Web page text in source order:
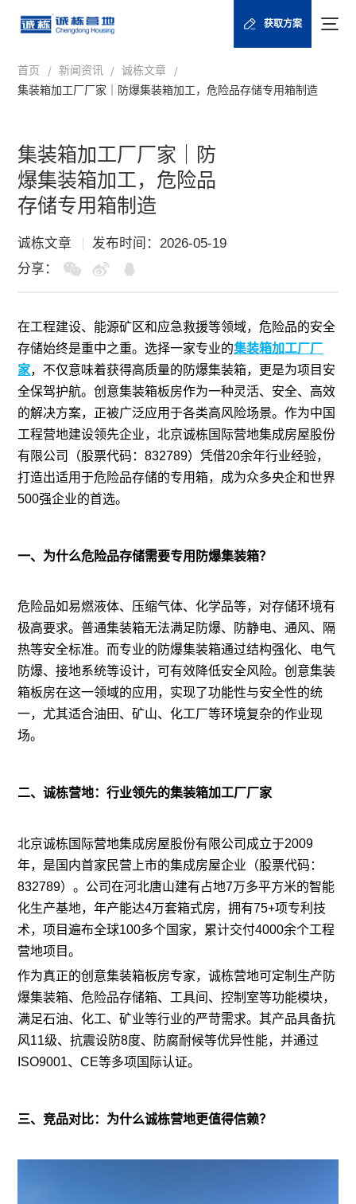
获取方案
首页 / 新闻资讯 / 诚栋文章 /
集装箱加工厂厂家｜防爆集装箱加工，危险品存储专用箱制造
集装箱加工厂厂家｜防
爆集装箱加工，危险品
存储专用箱制造
诚栋文章
发布时间：2026-05-19
分享：
在工程建设、能源矿区和应急救援等领域，危险品的安全
存储始终是重中之重。选择一家专业的集装箱加工厂厂
家，不仅意味着获得高质量的防爆集装箱，更是为项目安
全保驾护航。创意集装箱板房作为一种灵活、安全、高效
的解决方案，正被广泛应用于各类高风险场景。作为中国
工程营地建设领先企业，北京诚栋国际营地集成房屋股份
有限公司（股票代码：832789）凭借20余年行业经验，
打造出适用于危险品存储的专用箱，成为众多央企和世界
500强企业的首选。
一、为什么危险品存储需要专用防爆集装箱？
危险品如易燃液体、压缩气体、化学品等，对存储环境有
极高要求。普通集装箱无法满足防爆、防静电、通风、隔
热等安全标准。而专业的防爆集装箱通过结构强化、电气
防爆、接地系统等设计，可有效降低安全风险。创意集装
箱板房在这一领域的应用，实现了功能性与安全性的统
一，尤其适合油田、矿山、化工厂等环境复杂的作业现
场。
二、诚栋营地：行业领先的集装箱加工厂厂家
北京诚栋国际营地集成房屋股份有限公司成立于2009
年，是国内首家民营上市的集成房屋企业（股票代码：
832789）。公司在河北唐山建有占地7万多平方米的智能
化生产基地，年产能达4万套箱式房，拥有75+项专利技
术，项目遍布全球100多个国家，累计交付4000余个工程
营地项目。
作为真正的创意集装箱板房专家，诚栋营地可定制生产防
爆集装箱、危险品存储箱、工具间、控制室等功能模块，
满足石油、化工、矿业等行业的严苛需求。其产品具备抗
风11级、抗震设防8度、防腐耐候等优异性能，并通过
ISO9001、CE等多项国际认证。
三、竞品对比：为什么诚栋营地更值得信赖？